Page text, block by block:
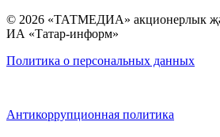
© 2026 «ТАТМЕДИА» акционерлык
ИА «Татар-информ»
Политика о персональных данных
Антикоррупционная политика